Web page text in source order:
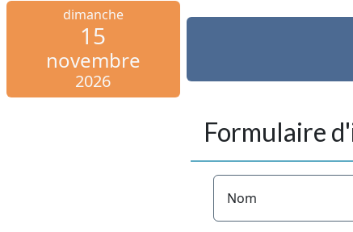
dimanche
15
novembre
2026
Formulaire
Nom